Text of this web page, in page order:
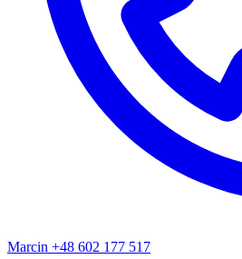
Marcin +48 602 177 517